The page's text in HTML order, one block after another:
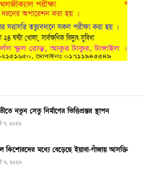
নতুন সেতু নির্মাণের ভিত্তিপ্রস্তর স্থাপন
৭, ২০২৬
কিশোরদের মধ্যে বেড়েছে ইয়াবা-গাঁজায় আসক্তি
৬, ২০২৬